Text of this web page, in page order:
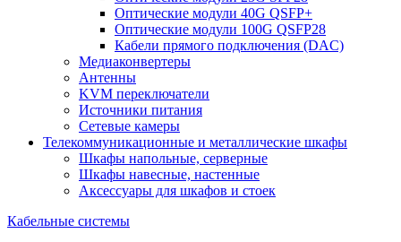
Оптические модули 40G QSFP+
Оптические модули 100G QSFP28
Кабели прямого подключения (DAC)
Медиаконвертеры
Антенны
KVM переключатели
Источники питания
Сетевые камеры
Телекоммуникационные и металлические шкафы
Шкафы напольные, серверные
Шкафы навесные, настенные
Аксессуары для шкафов и стоек
Кабельные системы